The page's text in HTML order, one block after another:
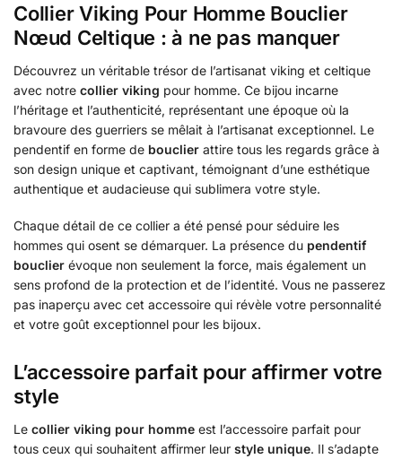
Collier Viking Pour Homme Bouclier
Nœud Celtique : à ne pas manquer
Découvrez un véritable trésor de l’artisanat viking et celtique
avec notre collier viking pour homme. Ce bijou incarne
l’héritage et l’authenticité, représentant une époque où la
bravoure des guerriers se mêlait à l’artisanat exceptionnel. Le
pendentif en forme de bouclier attire tous les regards grâce à
son design unique et captivant, témoignant d’une esthétique
authentique et audacieuse qui sublimera votre style.
Chaque détail de ce collier a été pensé pour séduire les
hommes qui osent se démarquer. La présence du pendentif
bouclier évoque non seulement la force, mais également un
sens profond de la protection et de l’identité. Vous ne passerez
pas inaperçu avec cet accessoire qui révèle votre personnalité
et votre goût exceptionnel pour les bijoux.
L’accessoire parfait pour affirmer votre
style
Le collier viking pour homme est l’accessoire parfait pour
tous ceux qui souhaitent affirmer leur style unique. Il s’adapte